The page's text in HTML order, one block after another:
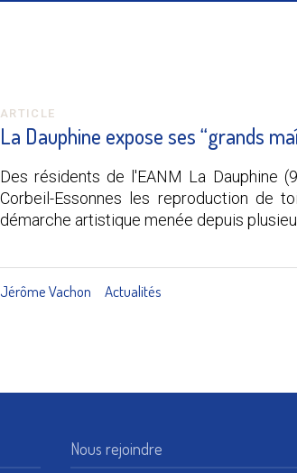
ARTICLE
La Dauphine expose ses “grands
Des résidents de l'EANM La Dauphine
Corbeil-Essonnes les reproduction de
démarche artistique menée depuis
Jérôme Vachon Actualités
Nous rejoindre